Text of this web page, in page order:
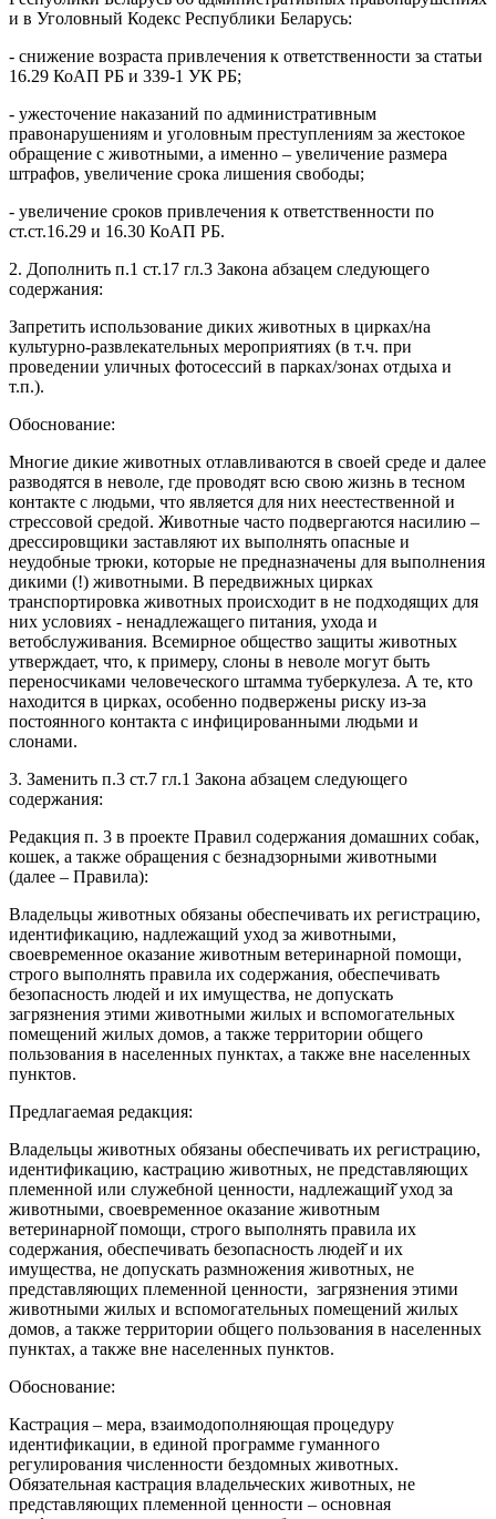
и в Уголовный Кодекс Республики Беларусь:
- снижение возраста привлечения к ответственности за статьи
16.29 КоАП РБ и 339-1 УК РБ;
- ужесточение наказаний по административным
правонарушениям и уголовным преступлениям за жестокое
обращение с животными, а именно – увеличение размера
штрафов, увеличение срока лишения свободы;
- увеличение сроков привлечения к ответственности по
ст.ст.16.29 и 16.30 КоАП РБ.
2. Дополнить п.1 ст.17 гл.3 Закона абзацем следующего
содержания:
Запретить использование диких животных в цирках/на
культурно-развлекательных мероприятиях (в т.ч. при
проведении уличных фотосессий в парках/зонах отдыха и
т.п.).
Обоснование:
Многие дикие животных отлавливаются в своей среде и далее
разводятся в неволе, где проводят всю свою жизнь в тесном
контакте с людьми, что является для них неестественной и
стрессовой средой. Животные часто подвергаются насилию –
дрессировщики заставляют их выполнять опасные и
неудобные трюки, которые не предназначены для выполнения
дикими (!) животными. В передвижных цирках
транспортировка животных происходит в не подходящих для
них условиях - ненадлежащего питания, ухода и
ветобслуживания. Всемирное общество защиты животных
утверждает, что, к примеру, слоны в неволе могут быть
переносчиками человеческого штамма туберкулеза. А те, кто
находится в цирках, особенно подвержены риску из-за
постоянного контакта с инфицированными людьми и
слонами.
3. Заменить п.3 ст.7 гл.1 Закона абзацем следующего
содержания:
Редакция п. 3 в проекте Правил содержания домашних собак,
кошек, а также обращения с безнадзорными животными
(далее – Правила):
Владельцы животных обязаны обеспечивать их регистрацию,
идентификацию, надлежащий уход за животными,
своевременное оказание животным ветеринарной помощи,
строго выполнять правила их содержания, обеспечивать
безопасность людей и их имущества, не допускать
загрязнения этими животными жилых и вспомогательных
помещений жилых домов, а также территории общего
пользования в населенных пунктах, а также вне населенных
пунктов.
Предлагаемая редакция:
Владельцы животных обязаны обеспечивать их регистрацию,
идентификацию, кастрацию животных, не представляющих
племенной или служебной ценности, надлежащий̆ уход за
животными, своевременное оказание животным
ветеринарной̆ помощи, строго выполнять правила их
содержания, обеспечивать безопасность людей̆ и их
имущества, не допускать размножения животных, не
представляющих племенной ценности, загрязнения этими
животными жилых и вспомогательных помещений жилых
домов, а также территории общего пользования в населенных
пунктах, а также вне населенных пунктов.
Обоснование:
Кастрация – мера, взаимодополняющая процедуру
идентификации, в единой программе гуманного
регулирования численности бездомных животных.
Обязательная кастрация владельческих животных, не
представляющих племенной ценности – основная